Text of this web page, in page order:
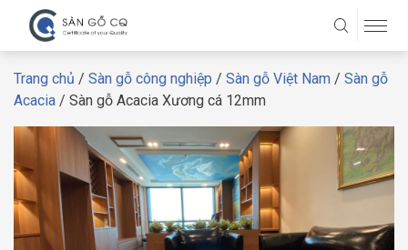
Trang chủ / Sàn gỗ công nghiệp / Sàn gỗ Việt Nam / Sàn gỗ
Acacia / Sàn gỗ Acacia Xương cá 12mm